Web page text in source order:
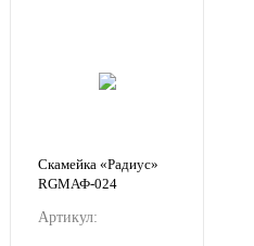
Скамейка «Радиус»
RGМАФ-024
Артикул: